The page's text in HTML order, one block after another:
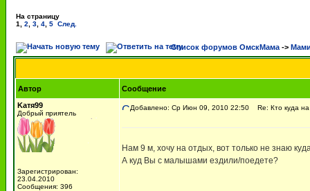
На страницу
1
2 3 4 5 След.
Список форумов ОмскМама ->
Автор
Сообщение
Kатя99
Добрый приятель
Зарегистрирован:
23.04.2010
Сообщения: 396
Добавлено: Ср Июн 09, 2010 22:50 Re: Кто куда
Нам 9 м, хочу на отдых, вот только не знаю
А куд Вы с малышами ездили/поедете?